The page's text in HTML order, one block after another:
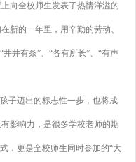
向全校师生发表了热情洋溢的
新的一年里，用辛勤的劳动、
井有条”、“各有所长”、“有声
子迈出的标志性一步，也将成
影响力，是很多学校老师的期
，更是全校师生同时参加的“大